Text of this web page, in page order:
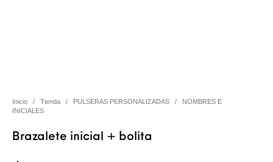
Inicio / Tienda / PULSERAS PERSONALIZADAS /
NOMBRES E
INICIALES
Brazalete inicial + bolita